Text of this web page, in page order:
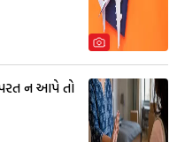
પરત ન આપે તો